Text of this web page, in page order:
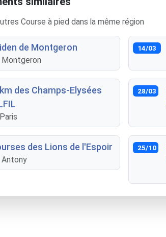
Course à pied dans la même région
de Montgeron
Montgeron
14/03
des Champs-Elysées
Paris
28/03
des Lions de l'Espoir
Antony
25/10